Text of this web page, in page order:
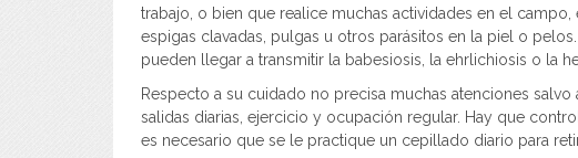
trabajo, o bien que realice muchas actividades en el
espigas clavadas, pulgas u otros parásitos en la piel o
pueden llegar a transmitir la babesiosis, la ehrlichiosis o la
Respecto a su cuidado no precisa muchas atenciones
salidas diarias, ejercicio y ocupación regular. Hay que
es necesario que se le practique un cepillado diario para